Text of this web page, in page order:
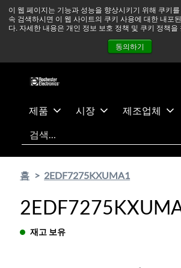
이 웹 페이지는 기능과 성능을 향상시키기 위해 쿠키
속 검색하시면 이 웹 사이트의 쿠키 사용에 대한 내포
다. 자세한 내용은 개인 정보 보호 정책 및 쿠키 정책
동의하기
츠
건
중동 지역 상황을 지속적으로 주시하고
정상적으로 운영되고 있습니다.
뉴스
문의하기
제품 시장 제조업체
검색
홈 2EDF7275KXUMA1
재고 보유